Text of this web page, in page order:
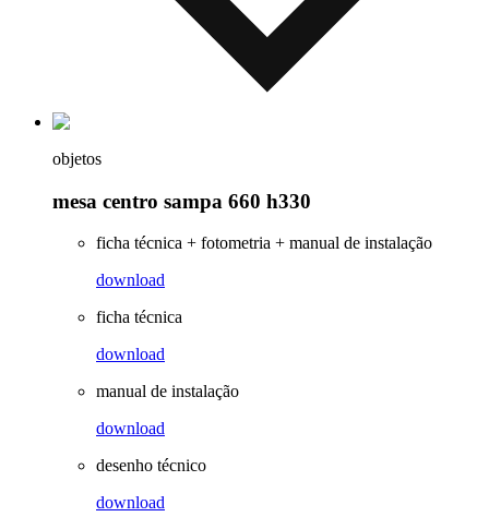
objetos
mesa centro sampa 660 h330
ficha técnica + fotometria + manual de instalação
download
ficha técnica
download
manual de instalação
download
desenho técnico
download